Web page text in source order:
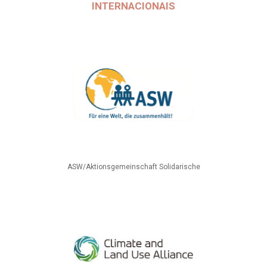
INTERNACIONAIS
ASW/Aktionsgemeinschaft Solidarische